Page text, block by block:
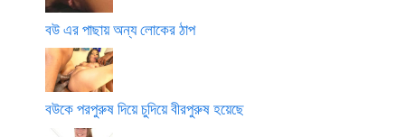
বউ এর পাছায় অন্য লোকের ঠাপ
বউকে পরপুরুষ দিয়ে চুদিয়ে বীরপুরুষ হয়েছে